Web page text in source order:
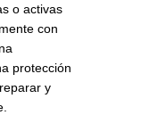
o activas
con
protección
y